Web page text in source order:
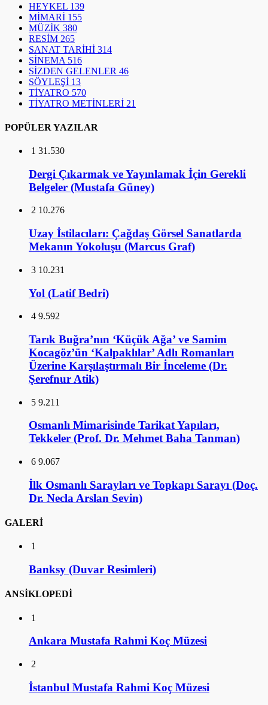
HEYKEL 139
MİMARİ 155
MÜZİK 380
RESİM 265
SANAT TARİHİ 314
SİNEMA 516
SİZDEN GELENLER 46
SÖYLEŞİ 13
TİYATRO 570
TİYATRO METİNLERİ 21
POPÜLER YAZILAR
1 31.530
Dergi Çıkarmak ve Yayınlamak İçin Gerekli
Belgeler (Mustafa Güney)
2 10.276
Uzay İstilacıları: Çağdaş Görsel Sanatlarda
Mekanın Yokoluşu (Marcus Graf)
3 10.231
Yol (Latif Bedri)
4 9.592
Tarık Buğra’nın ‘Küçük Ağa’ ve Samim
Kocagöz’ün ‘Kalpaklılar’ Adlı Romanları
Üzerine Karşılaştırmalı Bir İnceleme (Dr.
Şerefnur Atik)
5 9.211
Osmanlı Mimarisinde Tarikat Yapıları,
Tekkeler (Prof. Dr. Mehmet Baha Tanman)
6 9.067
İlk Osmanlı Sarayları ve Topkapı Sarayı (Doç.
Dr. Necla Arslan Sevin)
GALERİ
1
Banksy (Duvar Resimleri)
ANSİKLOPEDİ
1
Ankara Mustafa Rahmi Koç Müzesi
2
İstanbul Mustafa Rahmi Koç Müzesi